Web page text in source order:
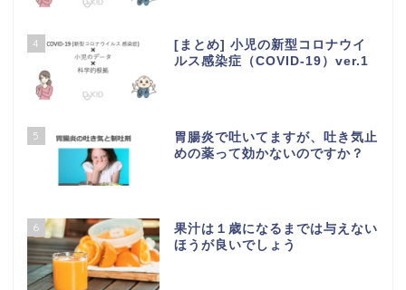
4
[まとめ] 小児の新型コロナウイ
ルス感染症（COVID-19）ver.1
5
胃腸炎で吐いてますが、吐き気止
めの薬って効かないのですか？
6
果汁は１歳になるまでは与えない
ほうが良いでしょう